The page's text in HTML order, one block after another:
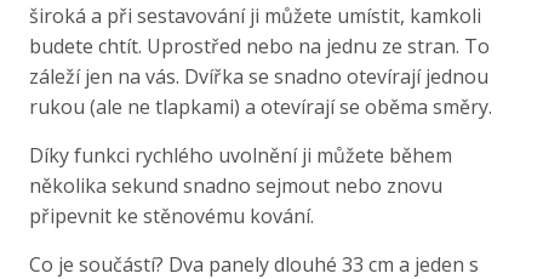
široká a při sestavování ji můžete umístit, kamkoli
budete chtít. Uprostřed nebo na jednu ze stran. To
záleží jen na vás. Dvířka se snadno otevírají jednou
rukou (ale ne tlapkami) a otevírají se oběma směry.
Díky funkci rychlého uvolnění ji můžete během
několika sekund snadno sejmout nebo znovu
připevnit ke stěnovému kování.
Co je součástí? Dva panely dlouhé 33 cm a jeden s